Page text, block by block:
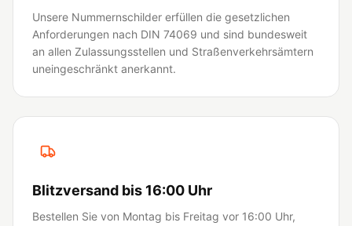
Unsere Nummernschilder erfüllen die gesetzlichen
Anforderungen nach DIN 74069 und sind bundesweit
an allen Zulassungsstellen und Straßenverkehrsämtern
uneingeschränkt anerkannt.
Blitzversand bis 16:00 Uhr
Bestellen Sie von Montag bis Freitag vor 16:00 Uhr,